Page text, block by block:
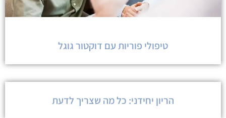
טיפולי פוריות עם דוקטור גוגל
הריון יחידני: כל מה שצריך לדעת